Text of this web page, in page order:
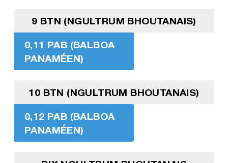
9 BTN (NGULTRUM BHOUTANAIS)
0,11 PAB (BALBOA
PANAMÉEN)
10 BTN (NGULTRUM BHOUTANAIS)
0,12 PAB (BALBOA
PANAMÉEN)